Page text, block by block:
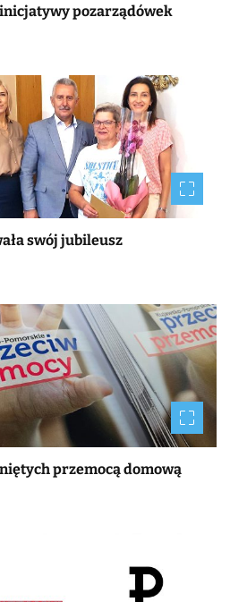
pozarządówek
swój jubileusz
przemocą domową